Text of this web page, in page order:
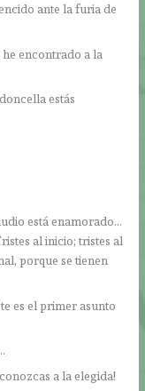
ante la furia de
encontrado a la
estás
está enamorado…
al inicio; tristes al
porque se tienen
es el primer asunto
a la elegida!